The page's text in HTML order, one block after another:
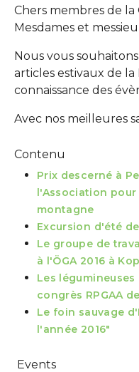
Chers membres de la
Mesdames et
Nous vous
articles estivaux de
connaissance des
Avec nos meilleures
Contenu
Prix descerné à
l'Association
montagne
Excursion d'été
Le groupe de
à l'ÖGA 2016 à
Les
congrès RPGAA
Le foin sauvage
l'année 2016"
Events